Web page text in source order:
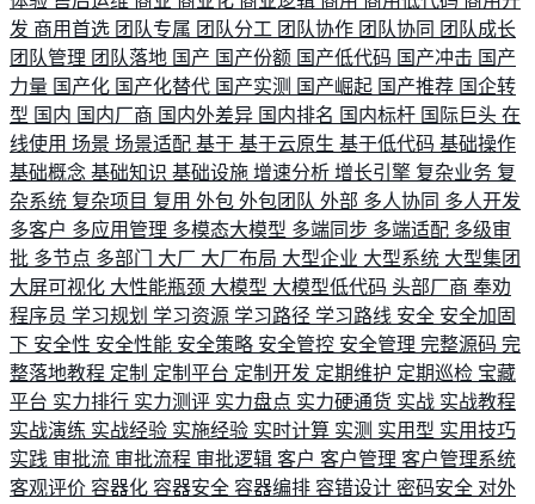
发 商用首选 团队专属 团队分工 团队协作 团队协同 团队成长
团队管理 团队落地 国产 国产份额 国产低代码 国产冲击 国产
力量 国产化 国产化替代 国产实测 国产崛起 国产推荐 国企转
型 国内 国内厂商 国内外差异 国内排名 国内标杆 国际巨头 在
线使用 场景 场景适配 基于 基于云原生 基于低代码 基础操作
基础概念 基础知识 基础设施 增速分析 增长引擎 复杂业务 复
杂系统 复杂项目 复用 外包 外包团队 外部 多人协同 多人开发
多客户 多应用管理 多模态大模型 多端同步 多端适配 多级审
批 多节点 多部门 大厂 大厂布局 大型企业 大型系统 大型集团
大屏可视化 大性能瓶颈 大模型 大模型低代码 头部厂商 奉劝
程序员 学习规划 学习资源 学习路径 学习路线 安全 安全加固
下 安全性 安全性能 安全策略 安全管控 安全管理 完整源码 完
整落地教程 定制 定制平台 定制开发 定期维护 定期巡检 宝藏
平台 实力排行 实力测评 实力盘点 实力硬通货 实战 实战教程
实战演练 实战经验 实施经验 实时计算 实测 实用型 实用技巧
实践 审批流 审批流程 审批逻辑 客户 客户管理 客户管理系统
客观评价 容器化 容器安全 容器编排 容错设计 密码安全 对外